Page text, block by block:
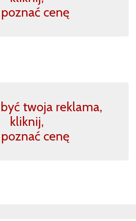
cenę
twoja reklama,
kliknij,
cenę